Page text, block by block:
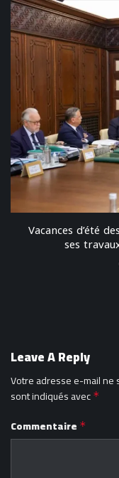
Vacances d’été
ses
Leave A Reply
Votre adresse e-mail ne
sont indiqués avec *
Commentaire *